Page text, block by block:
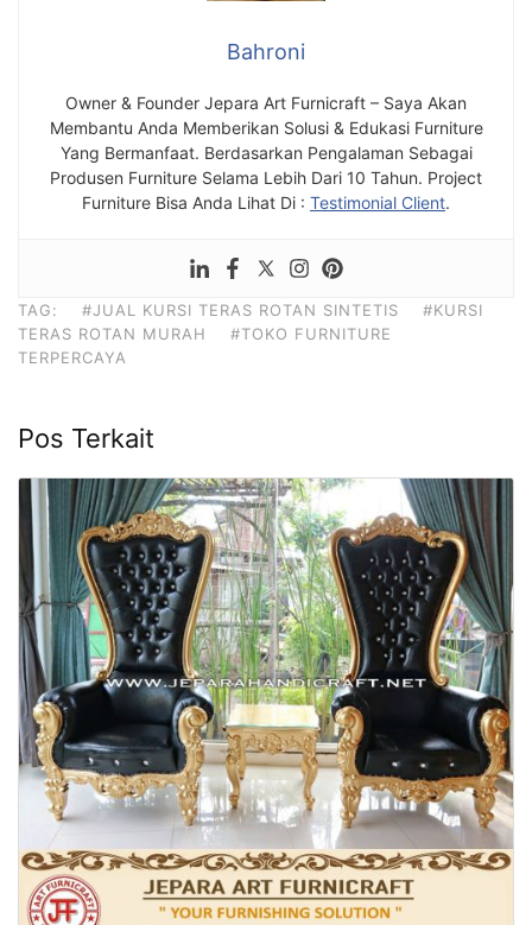
Bahroni
Owner & Founder Jepara Art Furnicraft – Saya Akan
Membantu Anda Memberikan Solusi & Edukasi Furniture
Yang Bermanfaat. Berdasarkan Pengalaman Sebagai
Produsen Furniture Selama Lebih Dari 10 Tahun. Project
Furniture Bisa Anda Lihat Di : Testimonial Client.
TAG: #JUAL KURSI TERAS ROTAN SINTETIS
#KURSI
TERAS ROTAN MURAH
#TOKO FURNITURE
TERPERCAYA
Pos Terkait